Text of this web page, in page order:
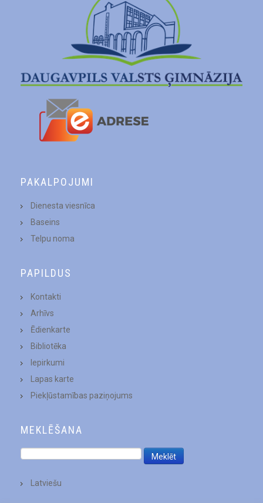
PAKALPOJUMI
Dienesta viesnīca
Baseins
Telpu noma
PAPILDUS
Kontakti
Arhīvs
Ēdienkarte
Bibliotēka
Iepirkumi
Lapas karte
Piekļūstamības paziņojums
MEKLĒŠANA
Latviešu